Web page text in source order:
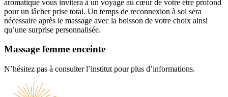
aromatique vous invitera à un voyage au cœur de votre être profond
pour un lâcher prise total. Un temps de reconnexion à soi sera
nécessaire après le massage avec la boisson de votre choix ainsi
qu’une surprise personnalisée.
Massage femme enceinte
N’hésitez pas à consulter l’institut pour plus d’informations.